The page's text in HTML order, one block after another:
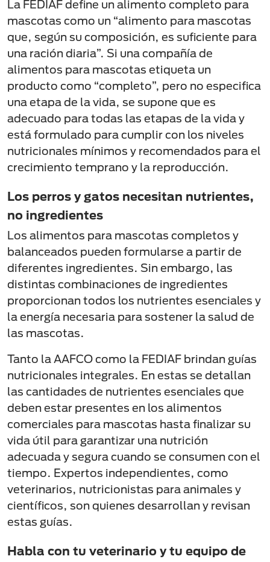
La FEDIAF define un alimento completo para
mascotas como un “alimento para mascotas
que, según su composición, es suficiente para
una ración diaria”. Si una compañía de
alimentos para mascotas etiqueta un
producto como “completo”, pero no especifica
una etapa de la vida, se supone que es
adecuado para todas las etapas de la vida y
está formulado para cumplir con los niveles
nutricionales mínimos y recomendados para el
crecimiento temprano y la reproducción.
Los perros y gatos necesitan nutrientes,
no ingredientes
Los alimentos para mascotas completos y
balanceados pueden formularse a partir de
diferentes ingredientes. Sin embargo, las
distintas combinaciones de ingredientes
proporcionan todos los nutrientes esenciales y
la energía necesaria para sostener la salud de
las mascotas.
Tanto la AAFCO como la FEDIAF brindan guías
nutricionales integrales. En estas se detallan
las cantidades de nutrientes esenciales que
deben estar presentes en los alimentos
comerciales para mascotas hasta finalizar su
vida útil para garantizar una nutrición
adecuada y segura cuando se consumen con el
tiempo. Expertos independientes, como
veterinarios, nutricionistas para animales y
científicos, son quienes desarrollan y revisan
estas guías.
Habla con tu veterinario y tu equipo de